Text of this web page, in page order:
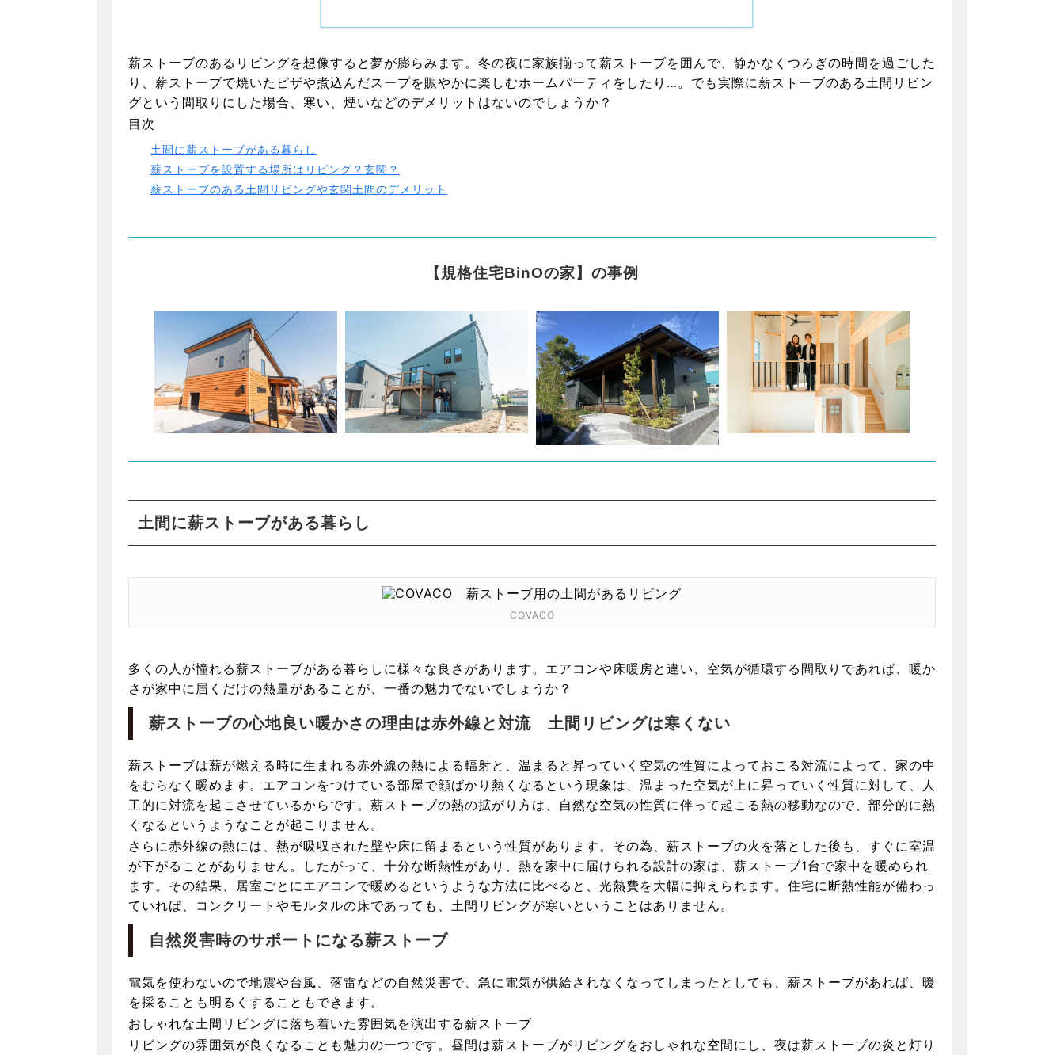
薪ストーブのあるリビングを想像すると夢が膨らみます。冬の夜に家族揃って薪ストーブを囲んで、静かなくつろぎの時間を過ごした
り、薪ストーブで焼いたピザや煮込んだスープを賑やかに楽しむホームパーティをしたり…。でも実際に薪ストーブのある土間リビン
グという間取りにした場合、寒い、煙いなどのデメリットはないのでしょうか？
目次
土間に薪ストーブがある暮らし
薪ストーブを設置する場所はリビング？玄関？
薪ストーブのある土間リビングや玄関土間のデメリット
【規格住宅BinOの家】の事例
土間に薪ストーブがある暮らし
COVACO
多くの人が憧れる薪ストーブがある暮らしに様々な良さがあります。エアコンや床暖房と違い、空気が循環する間取りであれば、暖か
さが家中に届くだけの熱量があることが、一番の魅力でないでしょうか？
薪ストーブの心地良い暖かさの理由は赤外線と対流 土間リビングは寒くない
薪ストーブは薪が燃える時に生まれる赤外線の熱による輻射と、温まると昇っていく空気の性質によっておこる対流によって、家の中
をむらなく暖めます。エアコンをつけている部屋で顔ばかり熱くなるという現象は、温まった空気が上に昇っていく性質に対して、人
工的に対流を起こさせているからです。薪ストーブの熱の拡がり方は、自然な空気の性質に伴って起こる熱の移動なので、部分的に熱
くなるというようなことが起こりません。
さらに赤外線の熱には、熱が吸収された壁や床に留まるという性質があります。その為、薪ストーブの火を落とした後も、すぐに室温
が下がることがありません。したがって、十分な断熱性があり、熱を家中に届けられる設計の家は、薪ストーブ1台で家中を暖められ
ます。その結果、居室ごとにエアコンで暖めるというような方法に比べると、光熱費を大幅に抑えられます。住宅に断熱性能が備わっ
ていれば、コンクリートやモルタルの床であっても、土間リビングが寒いということはありません。
自然災害時のサポートになる薪ストーブ
電気を使わないので地震や台風、落雷などの自然災害で、急に電気が供給されなくなってしまったとしても、薪ストーブがあれば、暖
を採ることも明るくすることもできます。
おしゃれな土間リビングに落ち着いた雰囲気を演出する薪ストーブ
リビングの雰囲気が良くなることも魅力の一つです。昼間は薪ストーブがリビングをおしゃれな空間にし、夜は薪ストーブの炎と灯り